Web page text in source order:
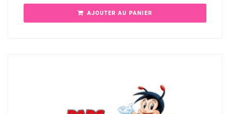
AJOUTER AU PANIER